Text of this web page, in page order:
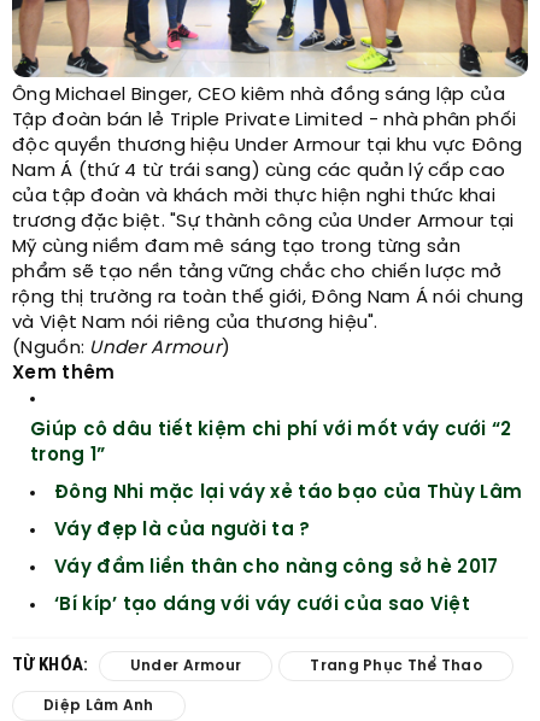
Ông Michael Binger, CEO kiêm nhà đồng sáng lập của
Tập đoàn bán lẻ Triple Private Limited - nhà phân phối
độc quyền thương hiệu Under Armour tại khu vực Đông
Nam Á (thứ 4 từ trái sang) cùng các quản lý cấp cao
của tập đoàn và khách mời thực hiện nghi thức khai
trương đặc biệt. "Sự thành công của Under Armour tại
Mỹ cùng niềm đam mê sáng tạo trong từng sản
phẩm sẽ tạo nền tảng vững chắc cho chiến lược mở
rộng thị trường ra toàn thế giới, Đông Nam Á nói chung
và Việt Nam nói riêng của thương hiệu".
(Nguồn: Under Armour)
Xem thêm
Giúp cô dâu tiết kiệm chi phí với mốt váy cưới “2
trong 1”
Đông Nhi mặc lại váy xẻ táo bạo của Thùy Lâm
Váy đẹp là của người ta ?
Váy đầm liền thân cho nàng công sở hè 2017
‘Bí kíp’ tạo dáng với váy cưới của sao Việt
TỪ KHÓA: Under Armour Trang Phục Thể Thao
Diệp Lâm Anh